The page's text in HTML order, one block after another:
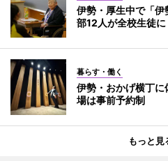
伊勢・厚生中で「
部12人が全校生徒に
暮らす・働く
伊勢・おかげ横丁
場は事前予約制
もっと見